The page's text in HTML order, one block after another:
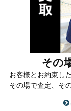
その
お客様とお約束し
その場で査定、そ